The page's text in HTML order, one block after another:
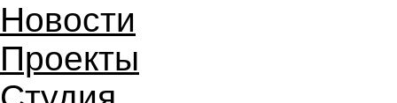
Новости
Проекты